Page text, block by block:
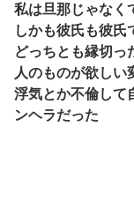
私は旦那じゃなく
しかも彼氏も彼氏
どっちとも縁切っ
人のものが欲しい
浮気とか不倫して
ンヘラだった